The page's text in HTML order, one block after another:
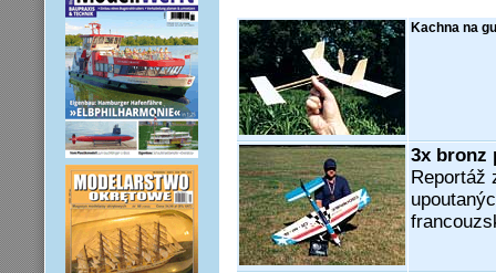
Kachna na
3x bronz
Reportáž